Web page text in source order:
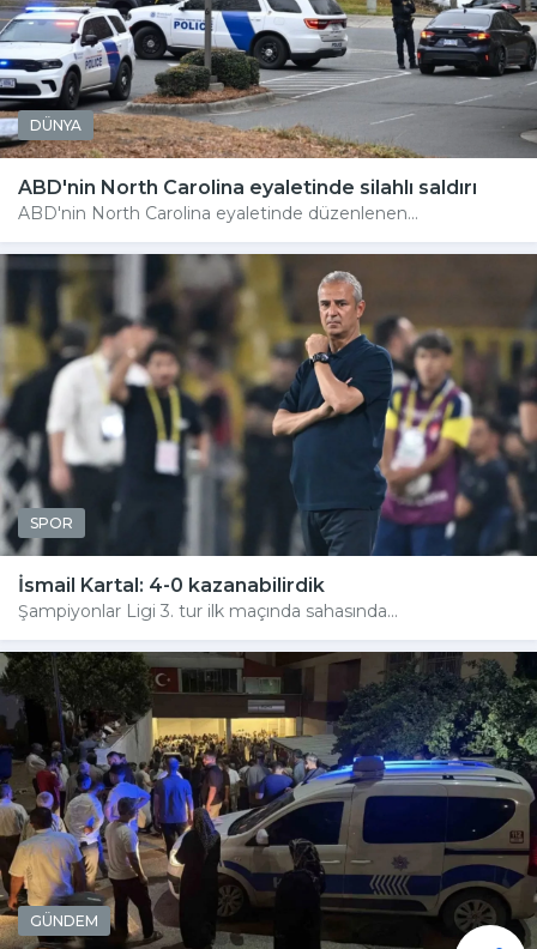
DÜNYA
ABD'nin North Carolina eyaletinde silahlı saldırı
ABD'nin North Carolina eyaletinde düzenlenen...
SPOR
İsmail Kartal: 4-0 kazanabilirdik
Şampiyonlar Ligi 3. tur ilk maçında sahasında...
GÜNDEM